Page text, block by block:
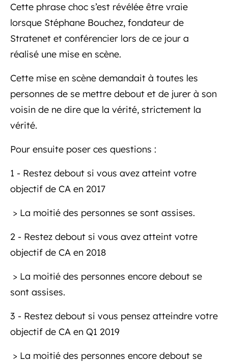
Cette phrase choc s’est révélée être vraie
lorsque Stéphane Bouchez, fondateur de
Stratenet et conférencier lors de ce jour a
réalisé une mise en scène.
Cette mise en scène demandait à toutes les
personnes de se mettre debout et de jurer à son
voisin de ne dire que la vérité, strictement la
vérité.
Pour ensuite poser ces questions :
1 - Restez debout si vous avez atteint votre
objectif de CA en 2017
> La moitié des personnes se sont assises.
2 - Restez debout si vous avez atteint votre
objectif de CA en 2018
> La moitié des personnes encore debout se
sont assises.
3 - Restez debout si vous pensez atteindre votre
objectif de CA en Q1 2019
> La moitié des personnes encore debout se